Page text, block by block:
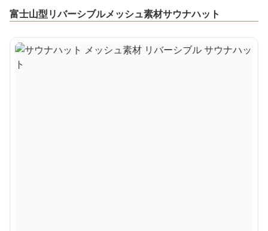
富士山型リバーシブルメッシュ素材サウナハット